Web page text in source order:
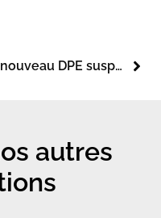
Le nouveau DPE suspendu pour les biens construits avant 1975.
autres